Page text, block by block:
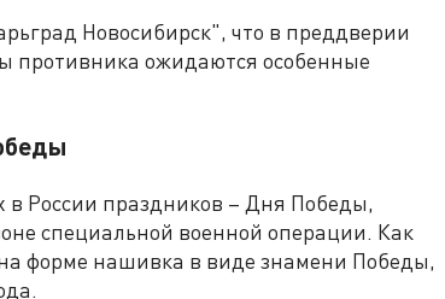
Новосибирск", что в преддверии
противника ожидаются особенные
России праздников – Дня Победы,
специальной военной операции. Как
форме нашивка в виде знамени Победы,